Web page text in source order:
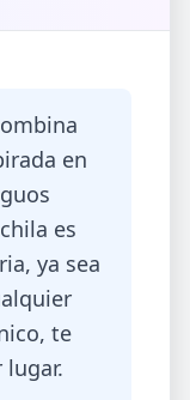
en
es
ya sea
te